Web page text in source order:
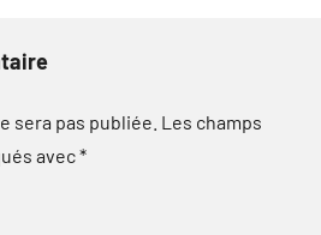
sera pas publiée. Les champs
avec*